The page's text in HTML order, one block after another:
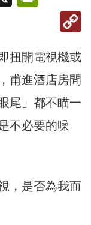
扭開電視機或
甫進酒店房間
尾」都不瞄一
不必要的噪
，是否為我而